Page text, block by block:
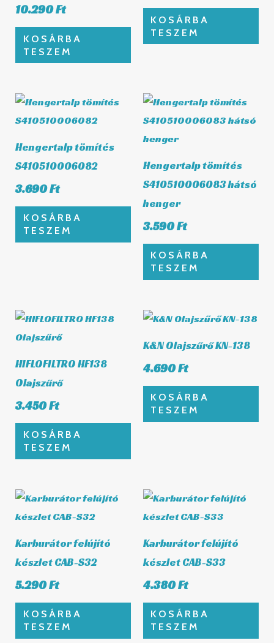
10.290Ft
KOSÁRBA
TESZEM
KOSÁRBA
TESZEM
Hengertalp tömítés
S410510006082
3.690Ft
KOSÁRBA
TESZEM
Hengertalp tömítés
S410510006083 hátsó
henger
3.590Ft
KOSÁRBA
TESZEM
HIFLOFILTRO HF138
Olajszűrő
3.450Ft
KOSÁRBA
TESZEM
K&N Olajszűrő KN-138
4.690Ft
KOSÁRBA
TESZEM
Karburátor felújító
készlet CAB-S32
5.290Ft
KOSÁRBA
TESZEM
Karburátor felújító
készlet CAB-S33
4.380Ft
KOSÁRBA
TESZEM